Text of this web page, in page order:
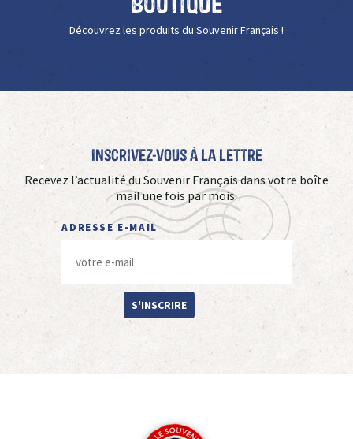
Découvrez les produits du Souvenir Français !
Inscrivez-vous à La Lettre
Recevez l’actualité du Souvenir Français dans votre boîte
mail une fois par mois.
ADRESSE E-MAIL
S'INSCRIRE